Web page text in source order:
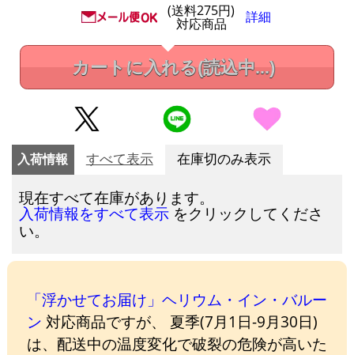
(送料275円)
対応商品 詳細
カートに入れる(読込中...)
入荷情報 すべて表示 在庫切のみ表示
現在すべて在庫があります。
入荷情報をすべて表示 をクリックしてくださ
い。
「浮かせてお届け」ヘリウム・イン・バルー
ン 対応商品ですが、 夏季(7月1日-9月30日)
は、配送中の温度変化で破裂の危険が高いた